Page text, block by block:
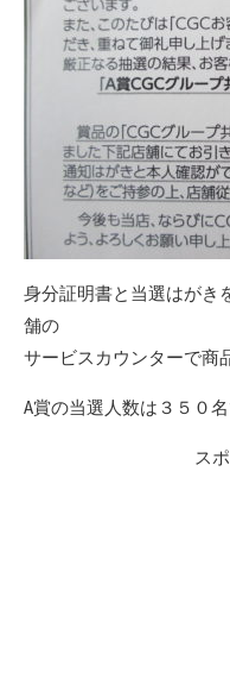
身分証明書と当選はがき
舗の
サービスカウンターで商
A賞の当選人数は３５０名
ス